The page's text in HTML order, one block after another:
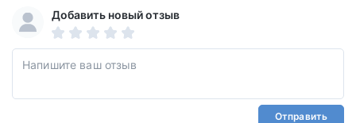
Добавить новый отзыв
Отправить